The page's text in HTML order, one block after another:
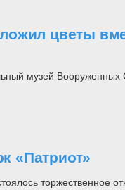
цветы
музей Вооруженных
«Патриот»
торжественное